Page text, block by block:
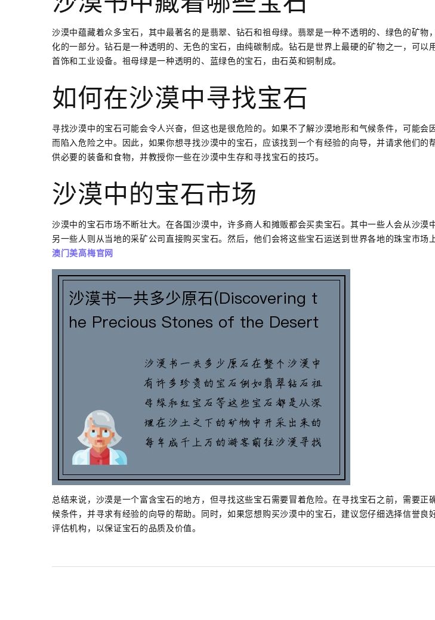
沙漠中蕴藏着众多宝石，其中最著名的是翡翠、钻石和祖母绿。翡翠是一种不透明的、绿色的矿物
化的一部分。钻石是一种透明的、无色的宝石，由纯碳制成。钻石是世界上最硬的矿物之一，可以
首饰和工业设备。祖母绿是一种透明的、蓝绿色的宝石，由石英和铜制成。
如何在沙漠中寻找宝石
寻找沙漠中的宝石可能会令人兴奋，但这也是很危险的。如果不了解沙漠地形和气候条件，可能会
而陷入危险之中。因此，如果你想寻找沙漠中的宝石，应该找到一个有经验的向导，并请求他们的
供必要的装备和食物，并教授你一些在沙漠中生存和寻找宝石的技巧。
沙漠中的宝石市场
沙漠中的宝石市场不断壮大。在各国沙漠中，许多商人和摊贩都会买卖宝石。其中一些人会从沙漠
另一些人则从当地的采矿公司直接购买宝石。然后，他们会将这些宝石运送到世界各地的珠宝市场
澳门美高梅官网
总结来说，沙漠是一个富含宝石的地方，但寻找这些宝石需要冒着危险。在寻找宝石之前，需要正
候条件，并寻求有经验的向导的帮助。同时，如果您想购买沙漠中的宝石，建议您仔细选择信誉良
评估机构，以保证宝石的品质及价值。